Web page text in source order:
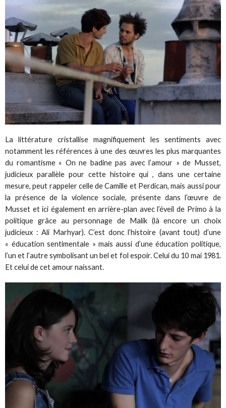
La littérature cristallise magnifiquement les sentiments avec
notamment les références à une des œuvres les plus marquantes
du romantisme « On ne badine pas avec l’amour » de Musset,
judicieux parallèle pour cette histoire qui , dans une certaine
mesure, peut rappeler celle de Camille et Perdican, mais aussi pour
la présence de la violence sociale, présente dans l’œuvre de
Musset et ici également en arrière-plan avec l’éveil de Primo à la
politique grâce au personnage de Malik (là encore un choix
judicieux : Ali Marhyar). C’est donc l’histoire (avant tout) d’une
« éducation sentimentale » mais aussi d’une éducation politique,
l’un et l’autre symbolisant un bel et fol espoir. Celui du 10 mai 1981.
Et celui de cet amour naissant.